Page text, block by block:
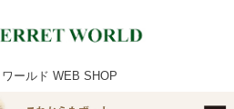
ールド WEB SHOP